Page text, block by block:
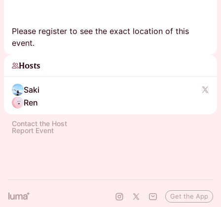
Please register to see the exact location of this
event.
Hosts
Saki
Ren
Contact the Host
Report Event
Get the App